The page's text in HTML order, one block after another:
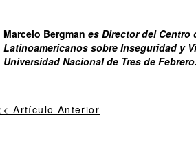
Marcelo Bergman es Director del Centro
Latinoamericanos sobre Inseguridad y
Universidad Nacional de Tres de Febrero.
Artículo Anterior